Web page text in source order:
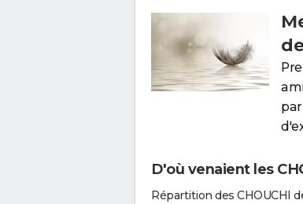
D'où venaient les
Répartition des CHOUCHI